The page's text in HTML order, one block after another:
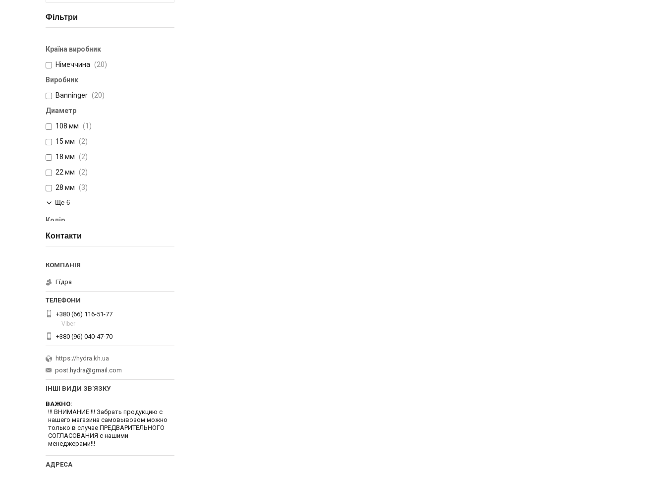
Фільтри
Країна виробник
Німеччина
20
Виробник
Banninger
20
Диаметр
108 мм
1
15 мм
2
18 мм
2
22 мм
2
28 мм
3
Ще 6
Колір
Золотистий
Контакти
Гі́дра
+380 (66) 116-51-77
Viber
+380 (96) 040-47-70
https://hydra.kh.ua
post.hydra@gmail.com
ІНШІ ВИДИ ЗВ'ЯЗКУ
ВАЖНО
!!! ВНИМАНИЕ !!! Забрать продукцию с
нашего магазина самовывозом можно
только в случае ПРЕДВАРИТЕЛЬНОГО
СОГЛАСОВАНИЯ с нашими
менеджерами!!!